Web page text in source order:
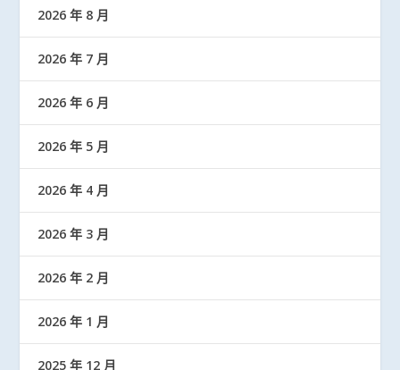
2026 年 8 月
2026 年 7 月
2026 年 6 月
2026 年 5 月
2026 年 4 月
2026 年 3 月
2026 年 2 月
2026 年 1 月
2025 年 12 月